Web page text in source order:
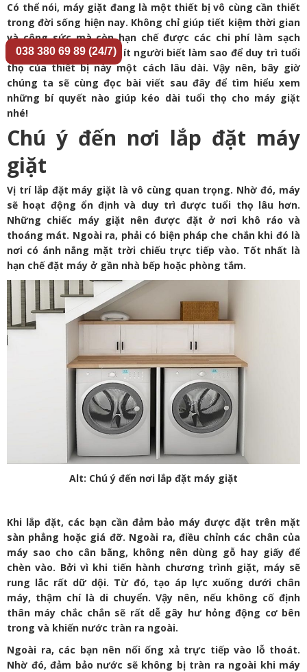
Có thể nói, máy giặt đang là một thiết bị vô cùng cần thiết
trong đời sống hiện nay. Không chỉ giúp tiết kiệm thời gian
và công sức mà còn hạn chế được các chi phí làm sạch
quần áo. Tuy nhiên, rất ít người biết làm sao để duy trì tuổi
thọ của thiết bị này một cách lâu dài. Vậy nên, bây giờ
chúng ta sẽ cùng đọc bài viết sau đây để tìm hiểu xem
những bí quyết nào giúp kéo dài tuổi thọ cho máy giặt
nhé!
Chú ý đến nơi lắp đặt máy
giặt
Vị trí lắp đặt máy giặt là vô cùng quan trọng. Nhờ đó, máy
sẽ hoạt động ổn định và duy trì được tuổi thọ lâu hơn.
Những chiếc máy giặt nên được đặt ở nơi khô ráo và
thoáng mát. Ngoài ra, phải có biện pháp che chắn khi đó là
nơi có ánh nắng mặt trời chiếu trực tiếp vào. Tốt nhất là
hạn chế đặt máy ở gần nhà bếp hoặc phòng tắm.
Alt: Chú ý đến nơi lắp đặt máy giặt
Khi lắp đặt, các bạn cần đảm bảo máy được đặt trên mặt
sàn phẳng hoặc giá đỡ. Ngoài ra, điều chỉnh các chân của
máy sao cho cân bằng, không nên dùng gỗ hay giấy để
chèn vào. Bởi vì khi tiến hành chương trình giặt, máy sẽ
rung lắc rất dữ dội. Từ đó, tạo áp lực xuống dưới chân
máy, thậm chí là di chuyển. Vậy nên, nếu không cố định
thân máy chắc chắn sẽ rất dễ gây hư hỏng động cơ bên
trong và khiến nước tràn ra ngoài.
Ngoài ra, các bạn nên nối ống xả trực tiếp vào lỗ thoát.
Nhờ đó, đảm bảo nước sẽ không bị tràn ra ngoài khi máy
038 380 69 89 (24/7)